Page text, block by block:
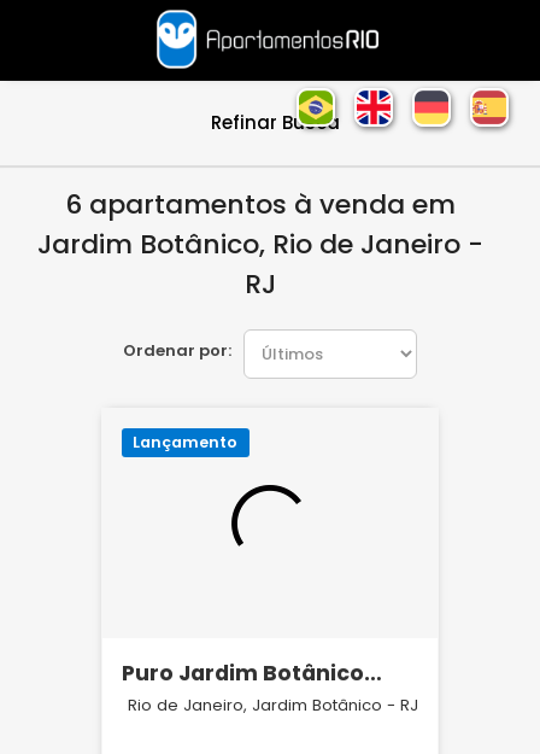
Refinar Busca
6 apartamentos à venda em
Jardim Botânico, Rio de Janeiro -
RJ
Ordenar por:
Lançamento
Puro Jardim Botânico
Casas Inteligentes
Rio de Janeiro, Jardim Botânico - RJ